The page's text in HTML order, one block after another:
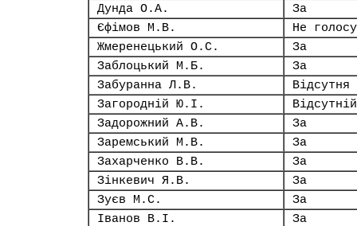
Дунда О.А.
За
Єфімов М.В.
Не
Жмеренецький О.С.
За
Заблоцький М.Б.
За
Забуранна Л.В.
Відсутня
Загородній Ю.І.
Відсутній
Задорожний А.В.
За
Заремський М.В.
За
Захарченко В.В.
За
Зінкевич Я.В.
За
Зуєв М.С.
За
Іванов В.І.
За